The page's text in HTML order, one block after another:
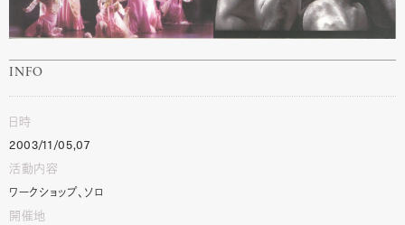
INFO
日時
2003/11/05,07
活動内容
ワークショップ、ソロ
開催地